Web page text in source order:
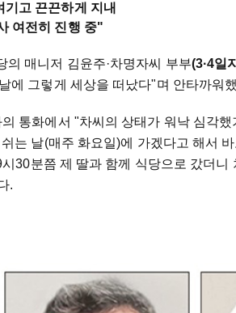
기고 끈끈하게 지내
여전히 진행 중"
의 매니저 김윤주·차명자씨 부부(3·4일
에 그렇게 세상을 떠났다"며 안타까워
통화에서 "차씨의 상태가 워낙 심각
는 날(매주 화요일)에 가겠다고 해서
30분쯤 제 딸과 함께 식당으로 갔더니
.